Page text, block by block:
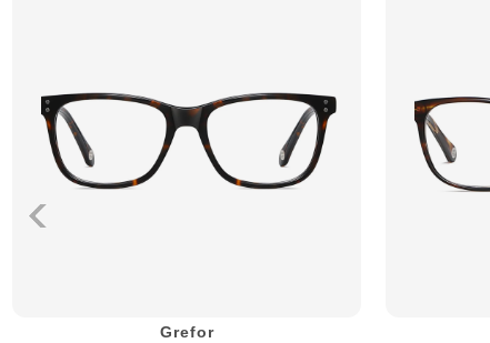
Grefor